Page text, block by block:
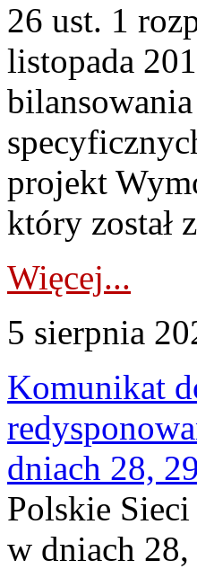
26 ust. 1
listopada
projekt
który został
Więcej...
5 sierpnia
Komunikat
dniach 28,
Polskie
w dniach